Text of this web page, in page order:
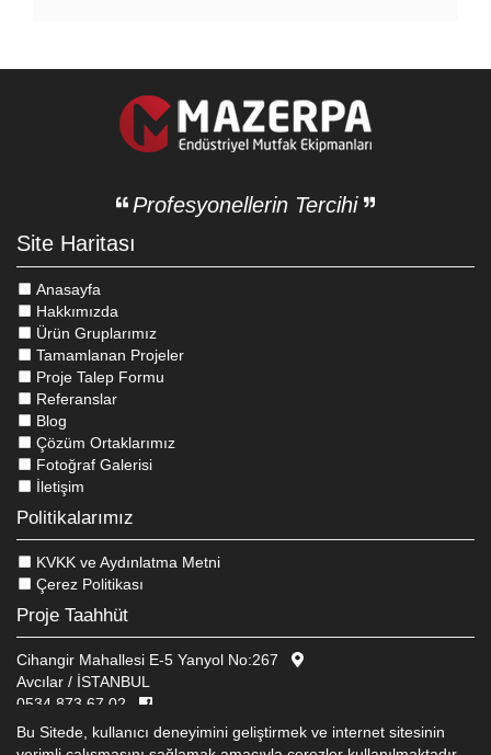
Profesyonellerin Tercihi
Site Haritası
Anasayfa
Hakkımızda
Ürün Gruplarımız
Tamamlanan Projeler
Proje Talep Formu
Referanslar
Blog
Çözüm Ortaklarımız
Fotoğraf Galerisi
İletişim
Politikalarımız
KVKK ve Aydınlatma Metni
Çerez Politikası
Proje Taahhüt
Cihangir Mahallesi E-5 Yanyol No:267
Avcılar / İSTANBUL
0534 873 67 02
info@mazerpa.com
Bu Sitede, kullanıcı deneyimini geliştirmek ve internet sitesinin